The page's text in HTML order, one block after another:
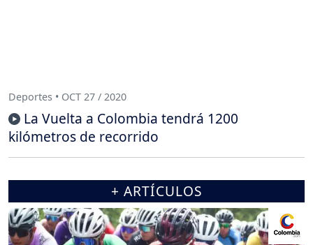
Deportes • OCT 27 / 2020
La Vuelta a Colombia tendrá 1200
kilómetros de recorrido
+ ARTÍCULOS